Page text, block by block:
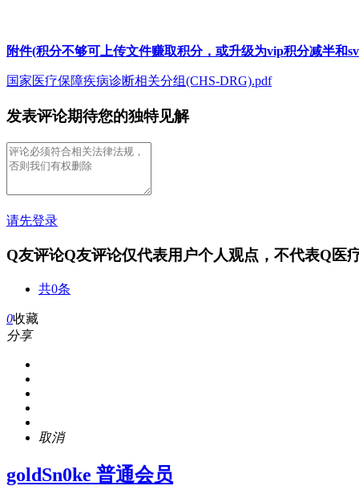
附件(积分不够可上传文件赚取积分，或升级为vip积分减半和
国家医疗保障疾病诊断相关分组(CHS-DRG).pdf
发表评论期待您的独特见解
请先登录
Q友评论Q友评论仅代表用户个人观点，不代表Q医
共0条
0收藏
分享
取消
goldSn0ke 普通会员